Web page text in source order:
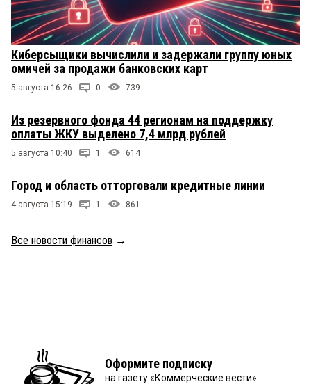
Киберсыщики вычислили и задержали группу юных
омичей за продажи банковских карт
5 августа 16:26 0 739
Из резервного фонда 44 регионам на поддержку
оплаты ЖКУ выделено 7,4 млрд рублей
5 августа 10:40 1 614
Город и область отторговали кредитные линии
4 августа 15:19 1 861
Все новости финансов →
Оформите подписку
на газету «Коммерческие вести»